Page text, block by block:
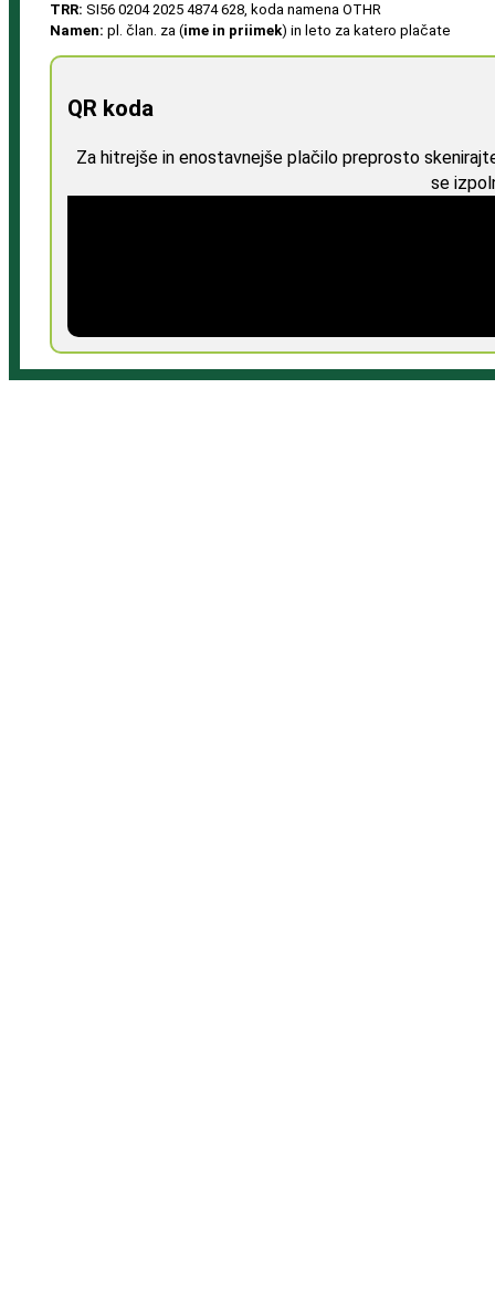
TRR: SI56 0204 2025 4874 628, koda namena OTHR
Namen: pl. član. za (ime in priimek) in leto za katero plačate
QR koda
Za hitrejše in enostavnejše plačilo preprosto
se